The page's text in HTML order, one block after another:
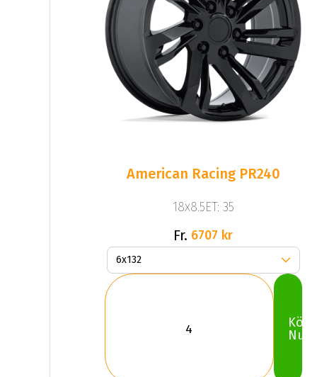
American Racing PR240
18x8.5ET: 35
Fr. 6707 kr
Köp
Nu